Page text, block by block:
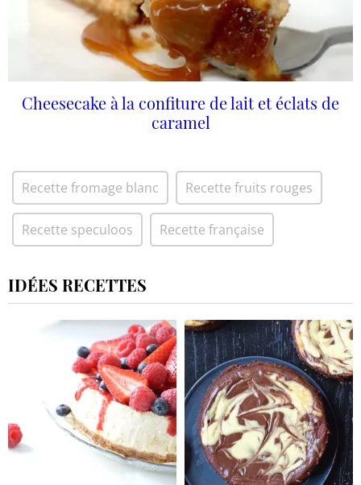
Cheesecake à la confiture de lait et éclats de
caramel
Recette fromage blanc Recette fruits rouges
Recette speculoos Recette française
IDÉES RECETTES